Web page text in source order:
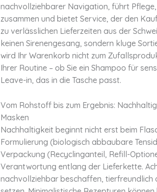
nachvollziehbarer Navigation, führt
zusammen und bietet Service, der den
zu verlässlichen Lieferzeiten aus der
keinen Sirenengesang, sondern kluge
wird Ihr Warenkorb nicht zum
Ihrer Routine – ob Sie ein Shampoo für
Leave-in, das in die Tasche passt.
Vom Rohstoff bis zum Ergebnis:
Masken
Nachhaltigkeit beginnt nicht erst beim
Formulierung (biologisch abbaubare
Verpackung (Recyclinganteil, Refill-
Verantwortung entlang der Lieferkette.
nachvollziehbar beschaffen, tierfreundlich